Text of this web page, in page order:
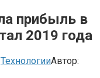
прибыль в
2019 года
ТехнологииАвтор: